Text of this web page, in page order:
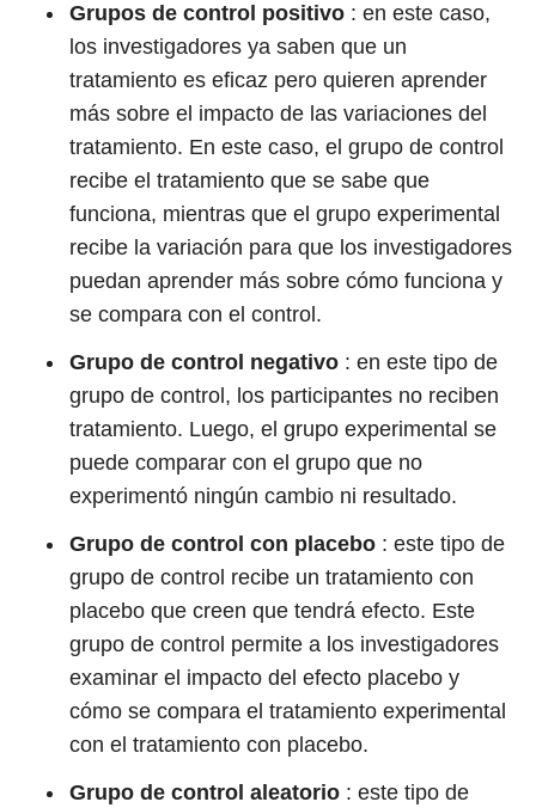
Grupos de control positivo : en este caso,
los investigadores ya saben que un
tratamiento es eficaz pero quieren aprender
más sobre el impacto de las variaciones del
tratamiento. En este caso, el grupo de control
recibe el tratamiento que se sabe que
funciona, mientras que el grupo experimental
recibe la variación para que los investigadores
puedan aprender más sobre cómo funciona y
se compara con el control.
Grupo de control negativo : en este tipo de
grupo de control, los participantes no reciben
tratamiento. Luego, el grupo experimental se
puede comparar con el grupo que no
experimentó ningún cambio ni resultado.
Grupo de control con placebo : este tipo de
grupo de control recibe un tratamiento con
placebo que creen que tendrá efecto. Este
grupo de control permite a los investigadores
examinar el impacto del efecto placebo y
cómo se compara el tratamiento experimental
con el tratamiento con placebo.
Grupo de control aleatorio : este tipo de